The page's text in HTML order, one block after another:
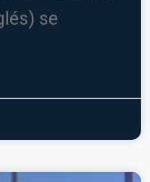
se